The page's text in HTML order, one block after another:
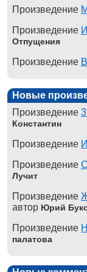
Произведение
Произведение
Отпущения
Произведение
Новые
Произведение
Константин
Произведение
Произведение
Лучит
Произведение
автор Юрий
Произведение
палатова